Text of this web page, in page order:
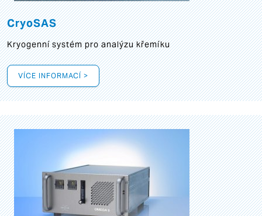
CryoSAS
Kryogenní systém pro analýzu křemíku
VÍCE INFORMACÍ >